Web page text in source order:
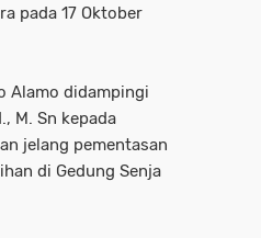
pada 17 Oktober
Alamo didampingi
M. Sn kepada
jelang pementasan
di Gedung Senja